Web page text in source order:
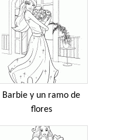
Barbie y un ramo de
flores